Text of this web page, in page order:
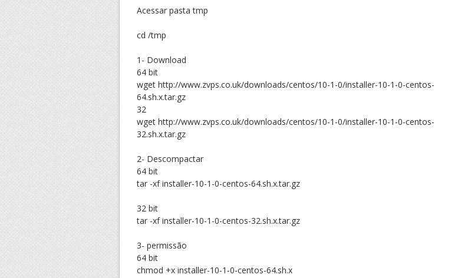
Acessar pasta tmp
cd /tmp
1- Download
64 bit
wget http://www.zvps.co.uk/downloads/centos/10-1-0/installer-10-1-0-centos-
64.sh.x.tar.gz
32
wget http://www.zvps.co.uk/downloads/centos/10-1-0/installer-10-1-0-centos-
32.sh.x.tar.gz
2- Descompactar
64 bit
tar -xf installer-10-1-0-centos-64.sh.x.tar.gz
32 bit
tar -xf installer-10-1-0-centos-32.sh.x.tar.gz
3- permissão
64 bit
chmod +x installer-10-1-0-centos-64.sh.x